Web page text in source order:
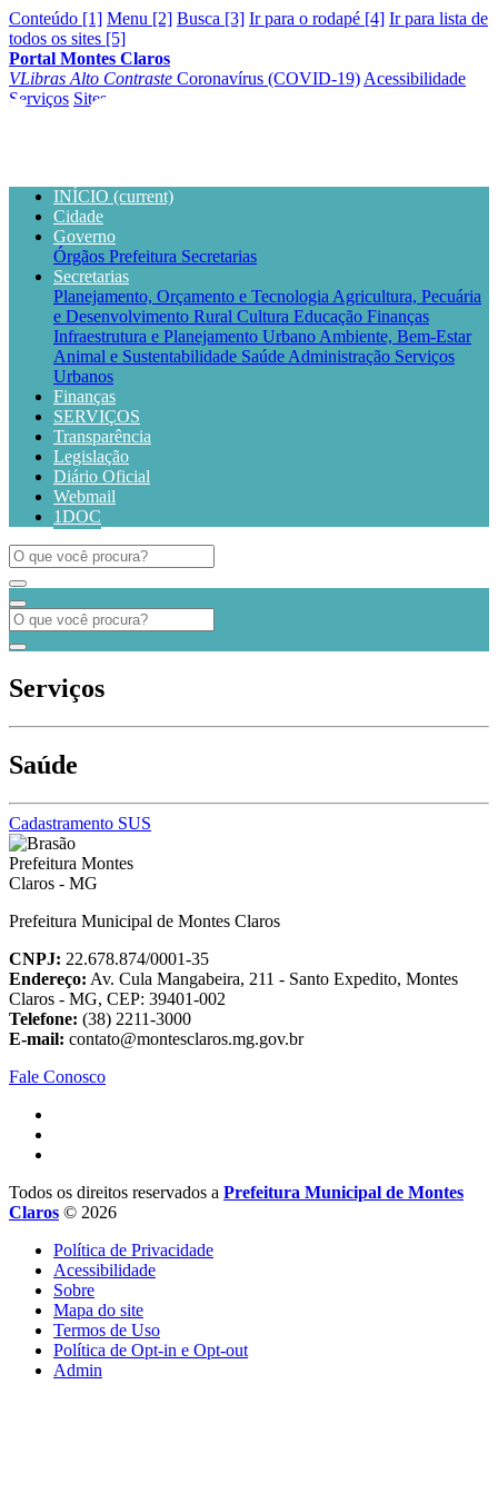
Conteúdo [1] Menu [2] Busca [3] Ir para o rodapé [4] Ir para lista de
todos os sites [5]
Portal Montes Claros
VLibras Alto Contraste Coronavírus (COVID-19) Acessibilidade
Serviços Sites
INÍCIO (current)
Cidade
Governo
Órgãos Prefeitura Secretarias
Secretarias
Planejamento, Orçamento e Tecnologia Agricultura, Pecuária
e Desenvolvimento Rural Cultura Educação Finanças
Infraestrutura e Planejamento Urbano Ambiente, Bem-Estar
Animal e Sustentabilidade Saúde Administração Serviços
Urbanos
Finanças
SERVIÇOS
Transparência
Legislação
Diário Oficial
Webmail
1DOC
Serviços
Saúde
Cadastramento SUS
Prefeitura Municipal de Montes Claros
CNPJ: 22.678.874/0001-35
Endereço: Av. Cula Mangabeira, 211 - Santo Expedito, Montes
Claros - MG, CEP: 39401-002
Telefone: (38) 2211-3000
E-mail: contato@montesclaros.mg.gov.br
Fale Conosco
Todos os direitos reservados a Prefeitura Municipal de Montes
Claros © 2026
Política de Privacidade
Acessibilidade
Sobre
Mapa do site
Termos de Uso
Política de Opt-in e Opt-out
Admin